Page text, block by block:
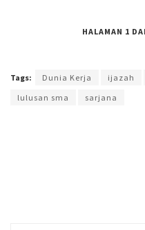
HALAMAN 1
Tags: Dunia Kerja ijazah
lulusan sma
sarjana